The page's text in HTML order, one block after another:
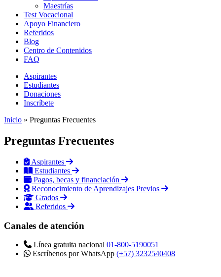
Maestrías
Test Vocacional
Apoyo Financiero
Referidos
Blog
Centro de Contenidos
FAQ
Aspirantes
Estudiantes
Donaciones
Inscríbete
Inicio » Preguntas Frecuentes
Preguntas Frecuentes
Aspirantes
Estudiantes
Pagos, becas y financiación
Reconocimiento de Aprendizajes Previos
Grados
Referidos
Canales de atención
Línea gratuita nacional 01-800-5190051
Escríbenos por WhatsApp (+57) 3232540408